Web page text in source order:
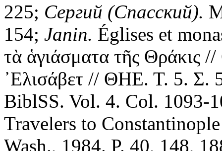
225; Сергий (Спасский).
154; Janin. Églises et
τὰ ἁγιάσματα τῆς Θράκις
᾿Ελισάβετ // ΘΗΕ. Τ. 5. Σ.
BiblSS. Vol. 4. Col. 1093-
Travelers to
Wash., 1984. P. 40, 148,